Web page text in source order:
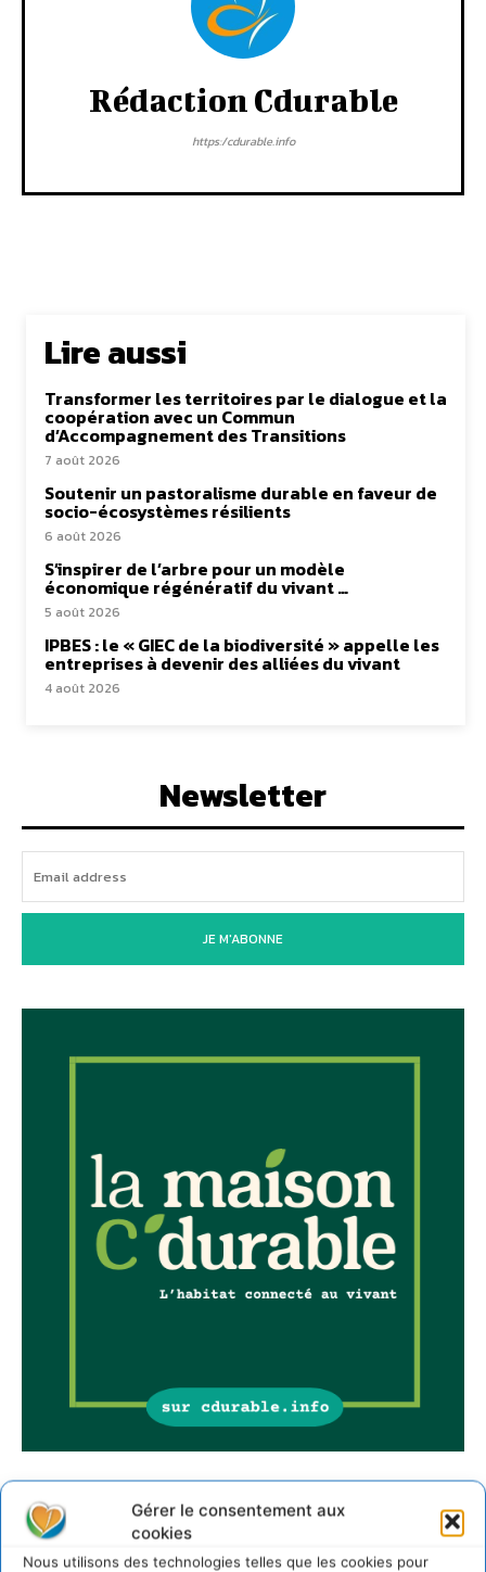
Gérer le consentement aux
cookies
Nous utilisons des technologies telles que les cookies pour
Rédaction Cdurable
https:/cdurable.info
Lire aussi
Transformer les territoires par le dialogue et la
coopération avec un Commun
d’Accompagnement des Transitions
7 août 2026
Soutenir un pastoralisme durable en faveur de
socio-écosystèmes résilients
6 août 2026
S’inspirer de l’arbre pour un modèle
économique régénératif du vivant …
5 août 2026
IPBES : le « GIEC de la biodiversité » appelle les
entreprises à devenir des alliées du vivant
4 août 2026
Newsletter
JE M'ABONNE
Sur Cdurable